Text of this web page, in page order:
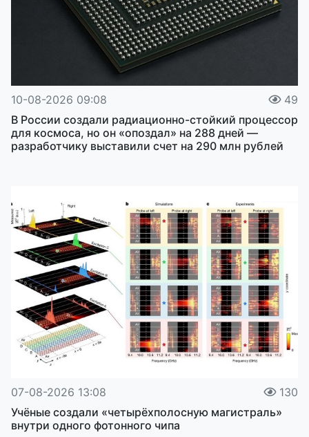
10-08-2026 09:08
49
В России создали радиационно-стойкий процессор
для космоса, но он «опоздал» на 288 дней —
разработчику выставили счет на 290 млн рублей
07-08-2026 13:08
130
Учёные создали «четырёхполосную магистраль»
внутри одного фотонного чипа